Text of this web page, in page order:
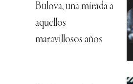
Bulova, una mirada a
aquellos
maravillosos años